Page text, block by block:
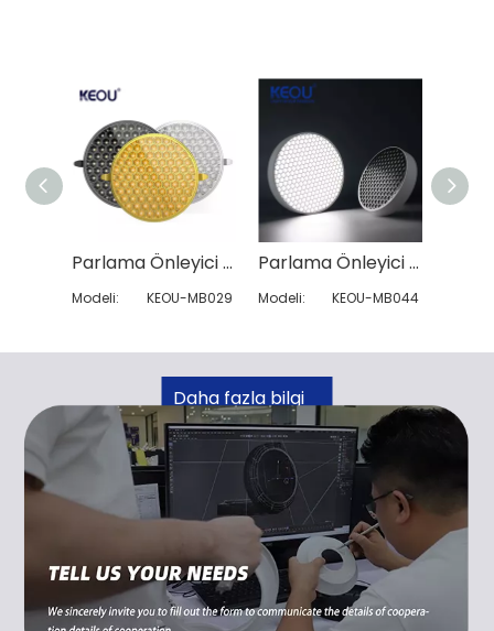
Daha fazla bilgi
edin
Parlama Önleyici Gömülü Yuvarlak Panel Işığı
Modeli: KEOU-MB029
Parlama Önleyici Yüzeye Monte Kare Panel Işık
Modeli: KEOU-MB044